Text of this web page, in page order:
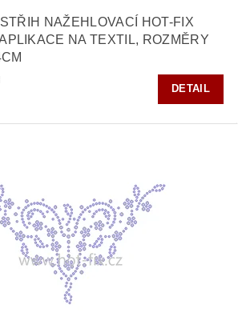
NAŽEHLOVACÍ HOT-FIX
NA TEXTIL, ROZMĚRY
DETAIL